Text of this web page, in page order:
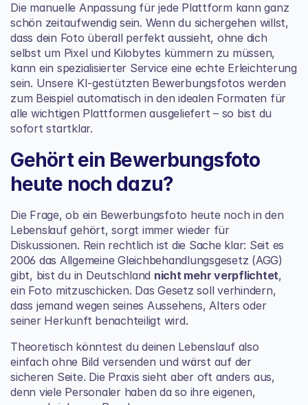
Die manuelle Anpassung für jede Plattform kann ganz
schön zeitaufwendig sein. Wenn du sichergehen willst,
dass dein Foto überall perfekt aussieht, ohne dich
selbst um Pixel und Kilobytes kümmern zu müssen,
kann ein spezialisierter Service eine echte Erleichterung
sein. Unsere KI-gestützten Bewerbungsfotos werden
zum Beispiel automatisch in den idealen Formaten für
alle wichtigen Plattformen ausgeliefert – so bist du
sofort startklar.
Gehört ein Bewerbungsfoto
heute noch dazu?
Die Frage, ob ein Bewerbungsfoto heute noch in den
Lebenslauf gehört, sorgt immer wieder für
Diskussionen. Rein rechtlich ist die Sache klar: Seit es
2006 das Allgemeine Gleichbehandlungsgesetz (AGG)
gibt, bist du in Deutschland nicht mehr verpflichtet,
ein Foto mitzuschicken. Das Gesetz soll verhindern,
dass jemand wegen seines Aussehens, Alters oder
seiner Herkunft benachteiligt wird.
Theoretisch könntest du deinen Lebenslauf also
einfach ohne Bild versenden und wärst auf der
sicheren Seite. Die Praxis sieht aber oft anders aus,
denn viele Personaler haben da so ihre eigenen,